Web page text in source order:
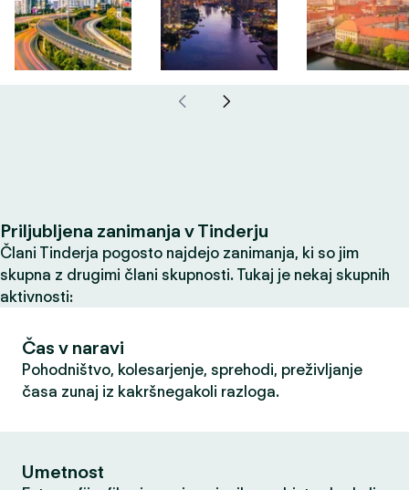
Priljubljena zanimanja v Tinderju
Člani Tinderja pogosto najdejo zanimanja, ki so jim
skupna z drugimi člani skupnosti. Tukaj je nekaj skupnih
aktivnosti:
Čas v naravi
Pohodništvo, kolesarjenje, sprehodi, preživljanje
časa zunaj iz kakršnegakoli razloga.
Umetnost